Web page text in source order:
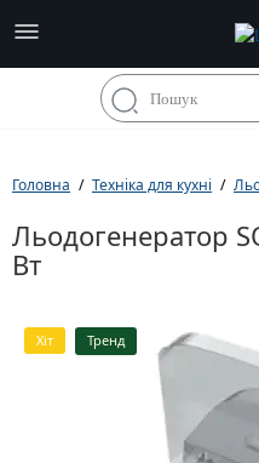
Головна Техніка для кухні
Льодогенератор
Вт
Хіт Тренд